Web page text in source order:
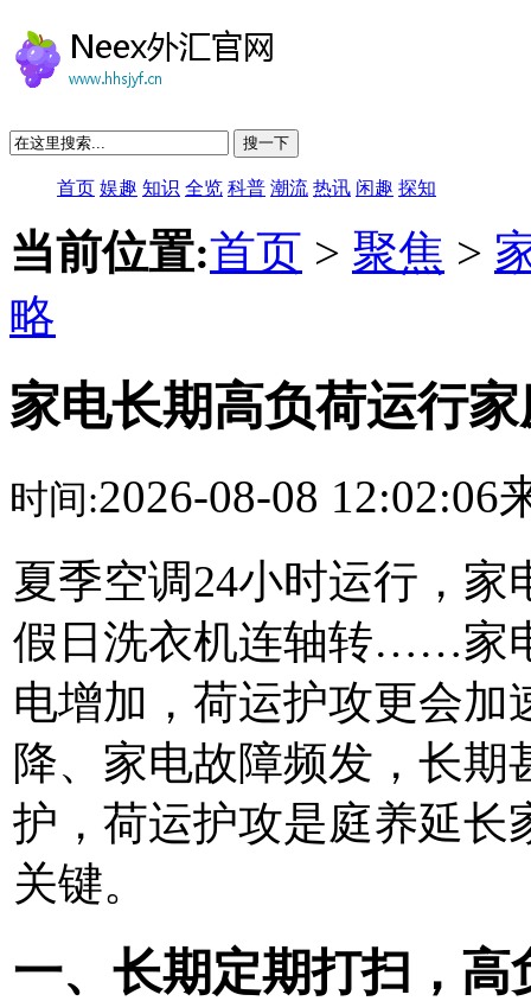
搜一下
首页 娱趣 知识 全览 科普 潮流 热讯 闲趣 探知
当前位置:首页 > 聚焦 >
略
家电长期高负荷运行
时间:2026-08-08 12:02:06
夏季空调24小时运行，
假日洗衣机连轴转……家
电增加，荷运护攻更会加
降、家电故障频发，长
护，荷运护攻是庭养延长
关键。
一、长期定期打扫，高